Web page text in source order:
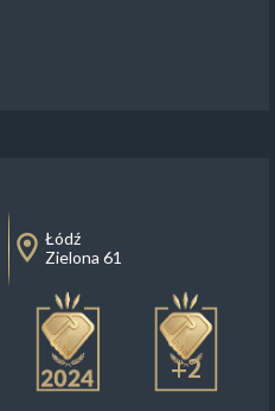
Łódź
Zielona 61
+2